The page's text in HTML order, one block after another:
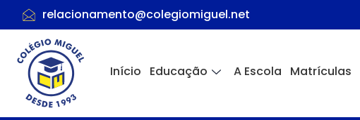
relacionamento@colegiomiguel.net
Início Educação A Escola Matrículas